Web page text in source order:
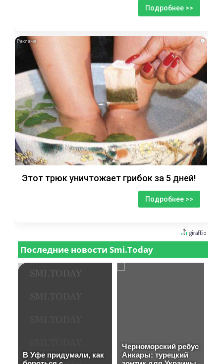
Подробнее >>
i
Этот трюк уничтожает грибок за 5 дней!
Подробнее >>